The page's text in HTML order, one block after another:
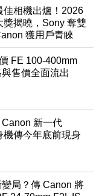
佳相機出爐！2026
獎揭曉，Sony 奪雙
獲用戶青睞
FE 100-400mm
售價全面流出
新一代
機傳今年底前現身
局？傳 Canon 將